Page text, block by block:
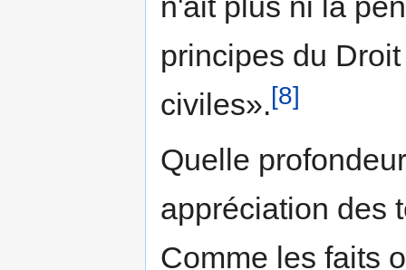
principes du
civiles».[8]
Quelle
appréciation des
Comme les faits